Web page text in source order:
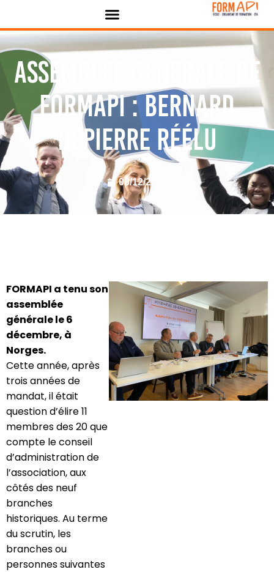
Assemblée Générale de
FORMAPI : Bernard
DEPIERRE réélu
06/12/2024
FORMAPI a tenu son
assemblée
générale le 6
décembre, à
Norges.
Cette année, après
trois années de
mandat, il était
question d’élire 11
membres des 20 que
compte le conseil
d’administration de
l’association, aux
côtés des neuf
branches
historiques. Au terme
du scrutin, les
branches ou
personnes suivantes
Panneau de gestion des cookies